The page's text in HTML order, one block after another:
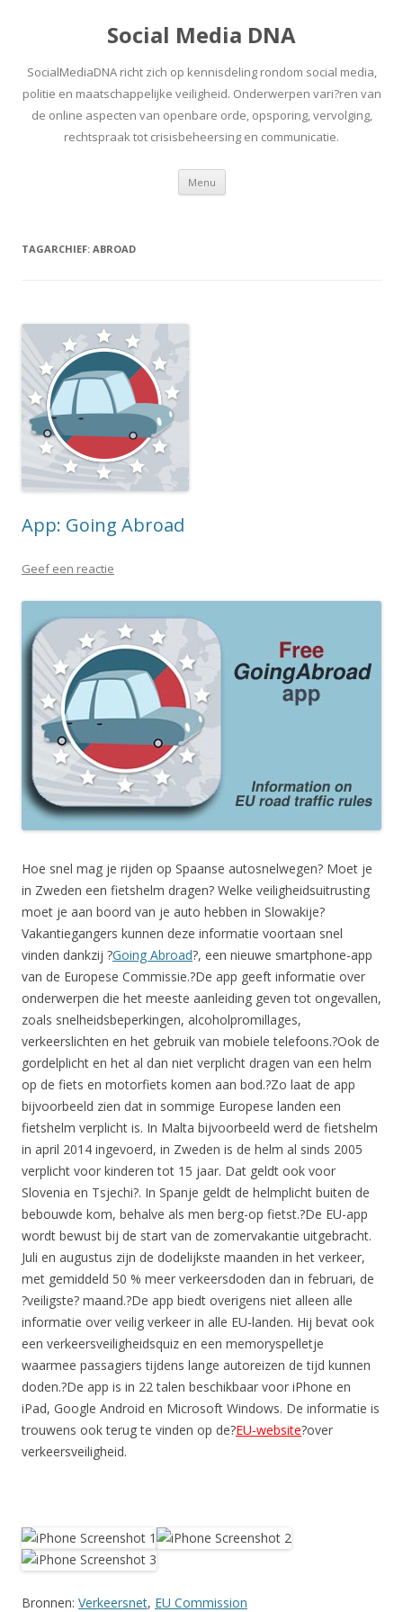
Social Media DNA
SocialMediaDNA richt zich op kennisdeling rondom social media,
politie en maatschappelijke veiligheid. Onderwerpen vari?ren van
de online aspecten van openbare orde, opsporing, vervolging,
rechtspraak tot crisisbeheersing en communicatie.
Menu Spring
inhoud
TAGARCHIEF: ABROAD
App: Going Abroad
Geef een reactie
Hoe snel mag je rijden op Spaanse autosnelwegen? Moet je
in Zweden een fietshelm dragen? Welke veiligheidsuitrusting
moet je aan boord van je auto hebben in Slowakije?
Vakantiegangers kunnen deze informatie voortaan snel
vinden dankzij ?Going Abroad?, een nieuwe smartphone-app
van de Europese Commissie.?De app geeft informatie over
onderwerpen die het meeste aanleiding geven tot ongevallen,
zoals snelheidsbeperkingen, alcoholpromillages,
verkeerslichten en het gebruik van mobiele telefoons.?Ook de
gordelplicht en het al dan niet verplicht dragen van een helm
op de fiets en motorfiets komen aan bod.?Zo laat de app
bijvoorbeeld zien dat in sommige Europese landen een
fietshelm verplicht is. In Malta bijvoorbeeld werd de fietshelm
in april 2014 ingevoerd, in Zweden is de helm al sinds 2005
verplicht voor kinderen tot 15 jaar. Dat geldt ook voor
Slovenia en Tsjechi?. In Spanje geldt de helmplicht buiten de
bebouwde kom, behalve als men berg-op fietst.?De EU-app
wordt bewust bij de start van de zomervakantie uitgebracht.
Juli en augustus zijn de dodelijkste maanden in het verkeer,
met gemiddeld 50 % meer verkeersdoden dan in februari, de
?veiligste? maand.?De app biedt overigens niet alleen alle
informatie over veilig verkeer in alle EU-landen. Hij bevat ook
een verkeersveiligheidsquiz en een memoryspelletje
waarmee passagiers tijdens lange autoreizen de tijd kunnen
doden.?De app is in 22 talen beschikbaar voor iPhone en
iPad, Google Android en Microsoft Windows. De informatie is
trouwens ook terug te vinden op de?EU-website?over
verkeersveiligheid.
Bronnen: Verkeersnet, EU Commission